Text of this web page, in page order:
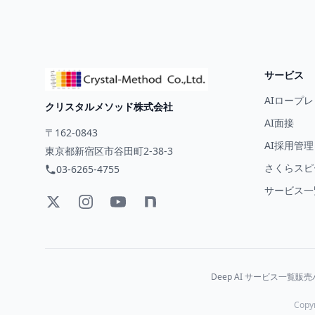
クリスタルメソッド株式会社
〒162-0843
東京都新宿区市谷田町2-38-3
03-6265-4755
サービス
AIロープレ
AI面接
AI採用管理
さくらス
サービス
Deep AI サービス一覧販売